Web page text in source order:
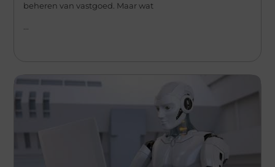
beheren van vastgoed. Maar wat